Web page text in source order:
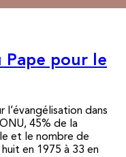
pour le
l’évangélisation dans
45% de la
et le nombre de
en 1975 à 33 en